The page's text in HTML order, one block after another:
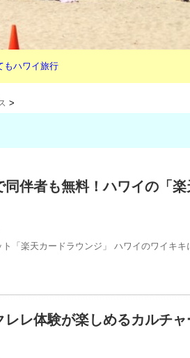
もハワイ旅行
>
同伴者も無料！ハワイの「楽
「楽天カードラウンジ」 ハワイのワイキキ
レ体験が楽しめるカルチャ